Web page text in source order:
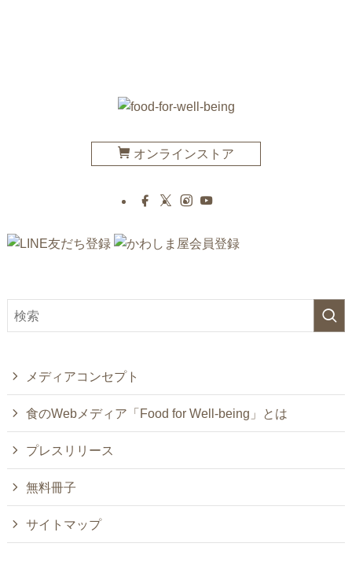
オンラインストア
メディアコンセプト
食のWebメディア「Food for Well-being」とは
プレスリリース
無料冊子
サイトマップ